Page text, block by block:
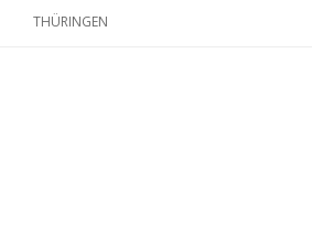
THÜRINGEN